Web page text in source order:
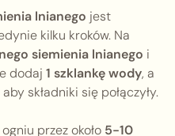
lnianego jest
kilku kroków. Na
siemienia lnianego i
dodaj 1 szklankę wody, a
składniki się połączyły.
przez około 5-10